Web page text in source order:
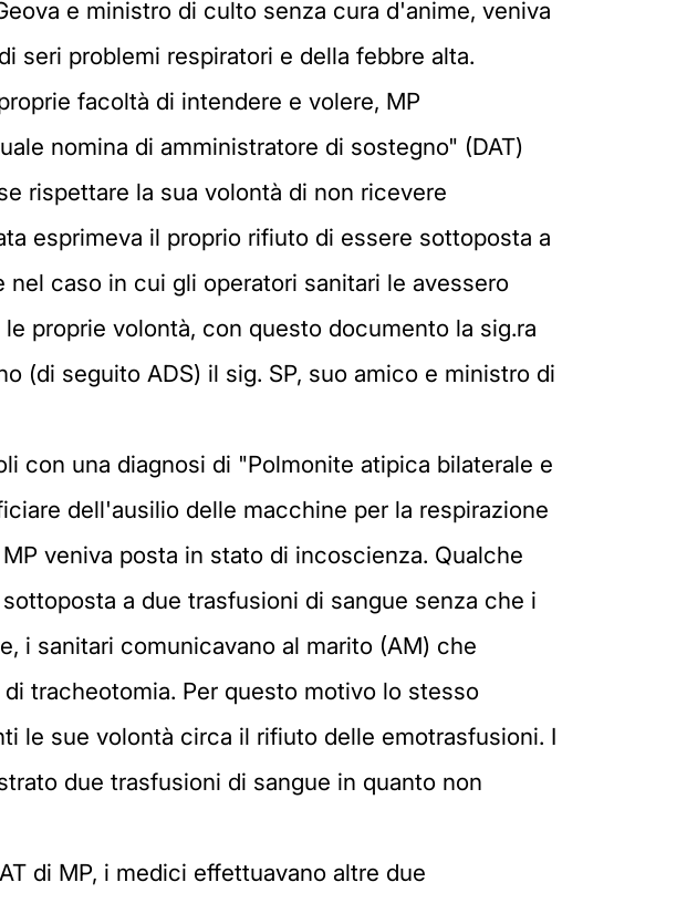
e ministro di culto senza cura d'anime, veniva
seri problemi respiratori e della febbre alta.
facoltà di intendere e volere, MP
nomina di amministratore di sostegno" (DAT)
rispettare la sua volontà di non ricevere
esprimeva il proprio rifiuto di essere sottoposta a
caso in cui gli operatori sanitari le avessero
proprie volontà, con questo documento la sig.ra
(di seguito ADS) il sig. SP, suo amico e ministro di
con una diagnosi di "Polmonite atipica bilaterale e
dell'ausilio delle macchine per la respirazione
veniva posta in stato di incoscienza. Qualche
a due trasfusioni di sangue senza che i
i sanitari comunicavano al marito (AM) che
tracheotomia. Per questo motivo lo stesso
le sue volontà circa il rifiuto delle emotrasfusioni. I
due trasfusioni di sangue in quanto non
di MP, i medici effettuavano altre due